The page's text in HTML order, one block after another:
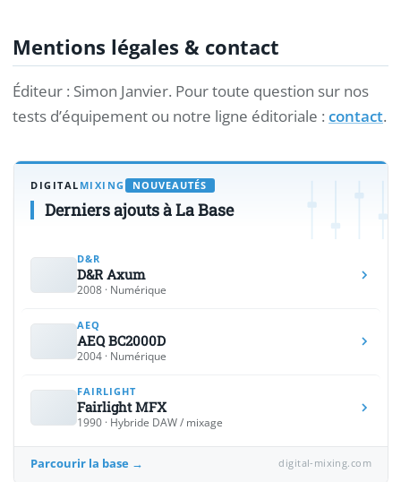
Mentions légales & contact
Éditeur : Simon Janvier. Pour toute question sur nos
tests d’équipement ou notre ligne éditoriale : contact.
DIGITAL MIXING NOUVEAUTÉS
Derniers ajouts à La Base
D&R
D&R Axum
2008 · Numérique
AEQ
AEQ BC2000D
2004 · Numérique
FAIRLIGHT
Fairlight MFX
1990 · Hybride DAW / mixage
Parcourir la base → digital-mixing.com